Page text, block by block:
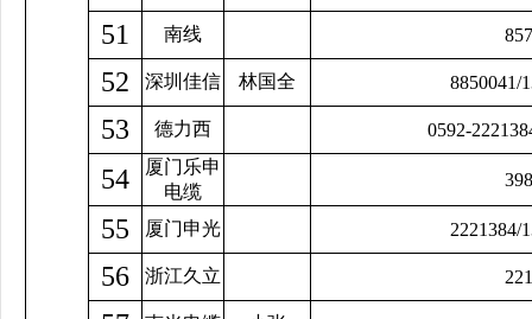
51
南线
52 深圳佳信 林国全 8850041/
53 德力西 0592-
54
厦门乐申
电缆
55 厦门申光 2221384/
56 浙江久立